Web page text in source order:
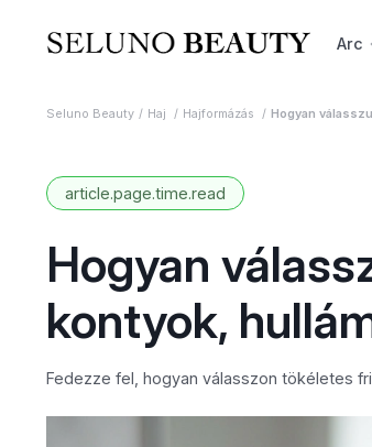
Arc
Seluno Beauty Haj Hajformázás Hogyan
article.page.time.read
Hogyan
kontyok,
Fedezze fel, hogyan válasszon tökéletes